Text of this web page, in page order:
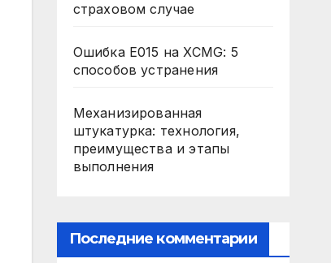
страховом случае
Ошибка E015 на XCMG: 5
способов устранения
Механизированная
штукатурка: технология,
преимущества и этапы
выполнения
Последние комментарии